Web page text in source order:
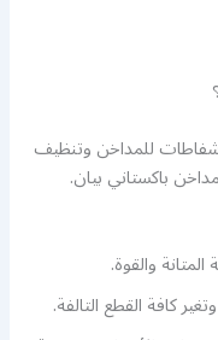
للمداخن وتنظيف
باكستاني بيان.
والقوة.
كافة القطع التالفة.